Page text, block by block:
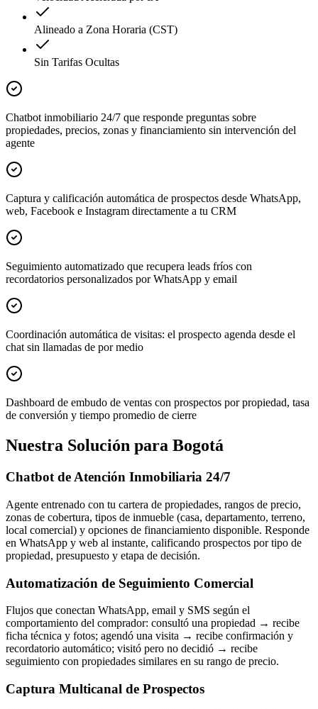
Alineado a Zona Horaria (CST)
Sin Tarifas Ocultas
Chatbot inmobiliario 24/7 que responde preguntas sobre
propiedades, precios, zonas y financiamiento sin intervención del
agente
Captura y calificación automática de prospectos desde WhatsApp,
web, Facebook e Instagram directamente a tu CRM
Seguimiento automatizado que recupera leads fríos con
recordatorios personalizados por WhatsApp y email
Coordinación automática de visitas: el prospecto agenda desde el
chat sin llamadas de por medio
Dashboard de embudo de ventas con prospectos por propiedad, tasa
de conversión y tiempo promedio de cierre
Nuestra Solución para Bogotá
Chatbot de Atención Inmobiliaria 24/7
Agente entrenado con tu cartera de propiedades, rangos de precio,
zonas de cobertura, tipos de inmueble (casa, departamento, terreno,
local comercial) y opciones de financiamiento disponible. Responde
en WhatsApp y web al instante, calificando prospectos por tipo de
propiedad, presupuesto y etapa de decisión.
Automatización de Seguimiento Comercial
Flujos que conectan WhatsApp, email y SMS según el
comportamiento del comprador: consultó una propiedad → recibe
ficha técnica y fotos; agendó una visita → recibe confirmación y
recordatorio automático; visitó pero no decidió → recibe
seguimiento con propiedades similares en su rango de precio.
Captura Multicanal de Prospectos